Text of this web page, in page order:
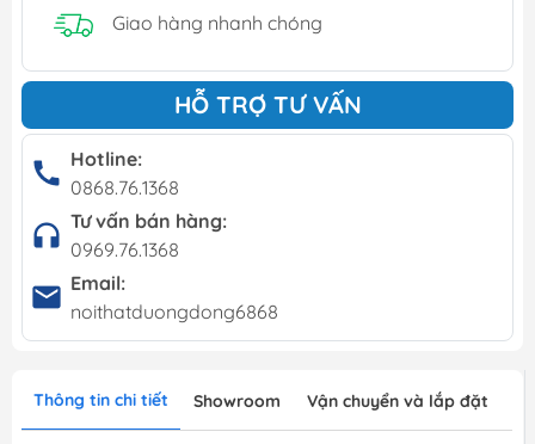
Giao hàng nhanh chóng
HỖ TRỢ TƯ VẤN
Hotline:
0868.76.1368
Tư vấn bán hàng:
0969.76.1368
Email:
noithatduongdong6868
Thông tin chi tiết Showroom Vận chuyển và lắp đặt